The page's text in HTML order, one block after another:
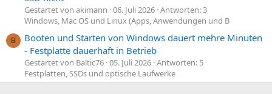
Gestartet von akimann 06. Juli 2026 Antworten: 3
Windows, Mac OS und Linux (Apps, Anwendungen und B
B
Booten und Starten von Windows dauert mehre Minuten
- Festplatte dauerhaft in Betrieb
Gestartet von Baltic76 05. Juli 2026 Antworten: 5
Festplatten, SSDs und optische Laufwerke